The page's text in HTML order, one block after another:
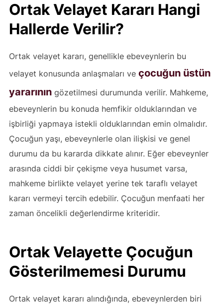
Ortak Velayet Kararı Hangi
Hallerde Verilir?
Ortak velayet kararı, genellikle ebeveynlerin bu
velayet konusunda anlaşmaları ve çocuğun üstün
yararınıngözetilmesi durumunda verilir. Mahkeme,
ebeveynlerin bu konuda hemfikir olduklarından ve
işbirliği yapmaya istekli olduklarından emin olmalıdır.
Çocuğun yaşı, ebeveynlerle olan ilişkisi ve genel
durumu da bu kararda dikkate alınır. Eğer ebeveynler
arasında ciddi bir çekişme veya husumet varsa,
mahkeme birlikte velayet yerine tek taraflı velayet
kararı vermeyi tercih edebilir. Çocuğun menfaati her
zaman öncelikli değerlendirme kriteridir.
Ortak Velayette Çocuğun
Gösterilmemesi Durumu
Ortak velayet kararı alındığında, ebeveynlerden biri